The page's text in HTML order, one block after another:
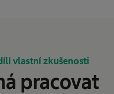
vlastní zkušenosti
pracovat